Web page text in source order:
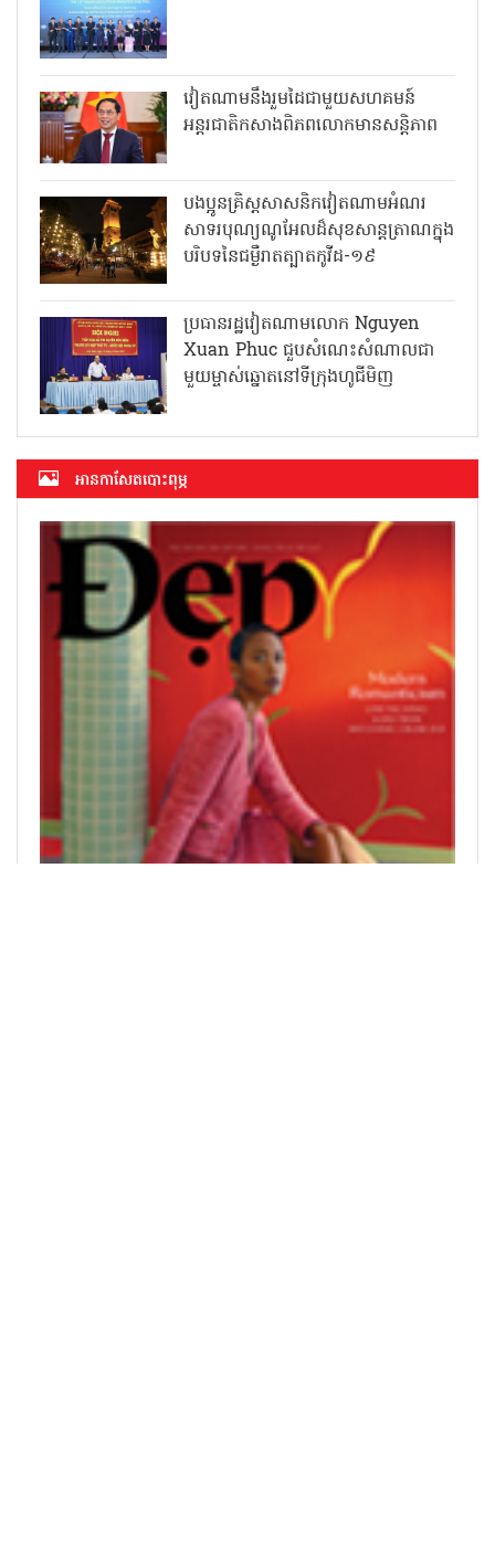
វៀតណាមនឹងរួមដៃជាមួយសហគមន៍
អន្តរជាតិកសាងពិភពលោកមានសន្តិភាព
បងប្អូនគ្រិស្តសាសនិកវៀតណាមអំណរ
សាទរបុណ្យណូអែលដ៏សុខសាន្តត្រាណក្នុង
បរិបទនៃជម្ងឺរាតត្បាតកូវីដ-១៩
ប្រធានរដ្ឋវៀតណាមលោក Nguyen
Xuan Phuc ជួបសំណេះសំណាលជា
មួយម្ចាស់ឆ្នោតនៅទីក្រុងហូជីមិញ
អាន​កាសែត​បោះពុម្ភ